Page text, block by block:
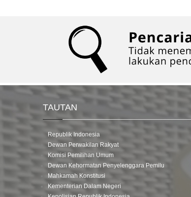
TAUTAN
Republik Indonesia
Dewan Perwakilan Rakyat
Komisi Pemilihan Umum
Dewan Kehormatan Penyelenggara Pemilu
Mahkamah Konstitusi
Kementerian Dalam Negeri